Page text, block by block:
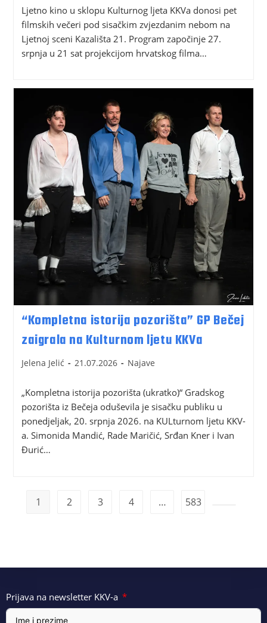
Ljetno kino u sklopu Kulturnog ljeta KKVa donosi pet
filmskih večeri pod sisačkim zvjezdanim nebom na
Ljetnoj sceni Kazališta 21. Program započinje 27.
srpnja u 21 sat projekcijom hrvatskog filma…
“Kompletna istorija pozorišta” GP Bečej
zaigrala na Kulturnom ljetu KKVa
Jelena Jelić 21.07.2026 Najave
„Kompletna istorija pozorišta (ukratko)“ Gradskog
pozorišta iz Bečeja oduševila je sisačku publiku u
ponedjeljak, 20. srpnja 2026. na KULturnom ljetu KKV-
a. Simonida Mandić, Rade Maričić, Srđan Kner i Ivan
Đurić…
1 2 3 4 … 583
Prijava na newsletter KKV-a